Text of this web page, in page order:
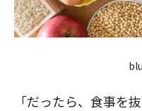
「だったら、食事を